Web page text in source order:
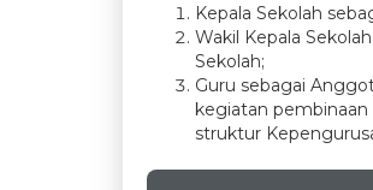
Kepala Sekolah
Wakil Kepala
Sekolah;
Guru sebagai
kegiatan pembinaan
struktur